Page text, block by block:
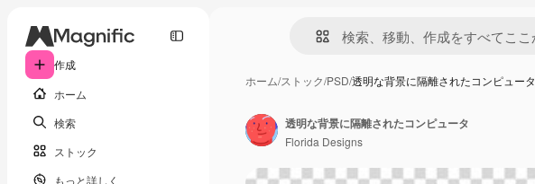
作成
ホーム
検索
ストック
もっと詳しく
ホーム/ストック/PSD/透明な背景に隔離されたコンピュータ
透明な背景に隔離されたコンピュータ
Florida Designs